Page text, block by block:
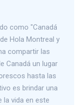
como "Canadá
Hola Montreal y
compartir las
Canadá un lugar
hasta las
es brindar una
la vida en este